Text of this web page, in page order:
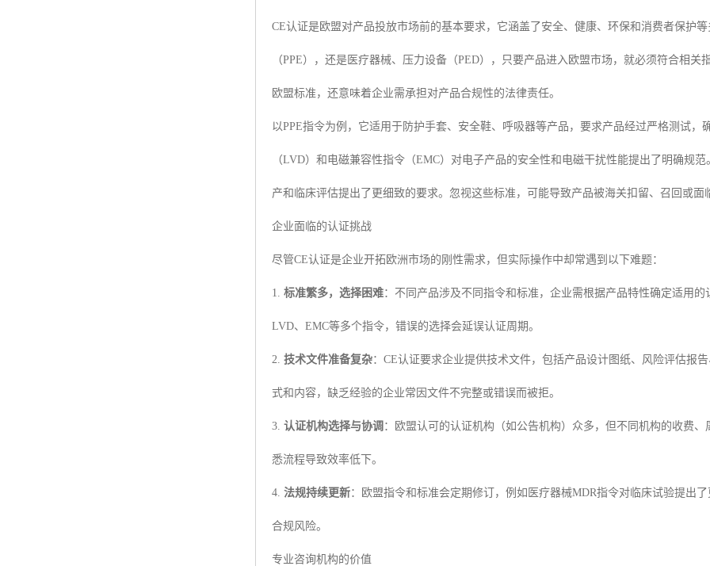
CE认证是欧盟对产品投放市场前的基本要求，它涵盖了安全、健康、环保和消费者保护
（PPE），还是医疗器械、压力设备（PED），只要产品进入欧盟市场，就必须符合相
欧盟标准，还意味着企业需承担对产品合规性的法律责任。
以PPE指令为例，它适用于防护手套、安全鞋、呼吸器等产品，要求产品经过严格测试
（LVD）和电磁兼容性指令（EMC）对电子产品的安全性和电磁干扰性能提出了明确规
产和临床评估提出了更细致的要求。忽视这些标准，可能导致产品被海关扣留、召回或
企业面临的认证挑战
尽管CE认证是企业开拓欧洲市场的刚性需求，但实际操作中却常遇到以下难题：
1. 标准繁多，选择困难：不同产品涉及不同指令和标准，企业需根据产品特性确定适用
LVD、EMC等多个指令，错误的选择会延误认证周期。
2. 技术文件准备复杂：CE认证要求企业提供技术文件，包括产品设计图纸、风险评估报
式和内容，缺乏经验的企业常因文件不完整或错误而被拒。
3. 认证机构选择与协调 ：欧盟认可的认证机构（如公告机构）众多，但不同机构的收费
悉流程导致效率低下。
4. 法规持续更新：欧盟指令和标准会定期修订，例如医疗器械MDR指令对临床试验提出
合规风险。
专业咨询机构的价值